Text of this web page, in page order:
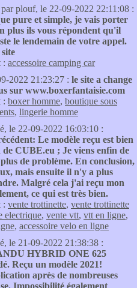
par plouf, le 22-09-2022 22:11:08 :
pure et simple, je vais porter
plus ils vous répondent qu'il
le lendemain de votre appel.
: accessoire camping car
2022 21:23:27 : le site a change
sur www.boxerfantaisie.com
: boxer homme, boutique sous
, lingerie homme
le 22-09-2022 16:03:10 :
Le modèle reçu est bien
CUBE.eu ; Je viens enfin de
de problème. En conclusion,
mais ensuite il n'y a plus
Malgré cela j'ai reçu mon
ce qui est très bien.
: vente trottinette, vente trottinette
electrique, vente vtt, vtt en ligne,
, accessoire velo en ligne
le 21-09-2022 21:38:38 :
HYBRID ONE 625
Reçu un modèle 2021!
après de nombreuses
Impossibilité également